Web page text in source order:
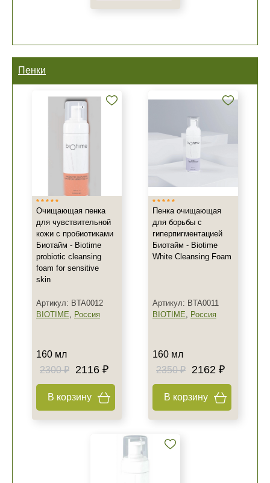
Пенки
Очищающая пенка
для чувствительной
кожи с пробиотиками
Биотайм - Biotime
probiotic cleansing
foam for sensitive
skin
Артикул: BTA0012
BIOTIME, Россия
160 мл
2300 ₽
2116 ₽
В корзину
Пенка очищающая
для борьбы с
гиперпигментацией
Биотайм - Biotime
White Cleansing Foam
Артикул: BTA0011
BIOTIME, Россия
160 мл
2350 ₽
2162 ₽
В корзину